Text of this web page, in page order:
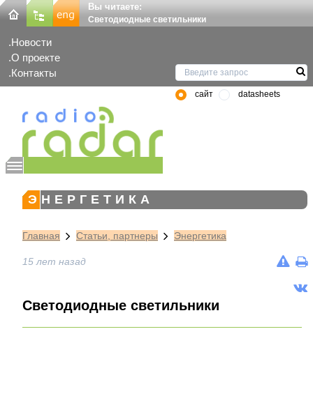
Вы читаете:
Светодиодные светильники
Новости
О проекте
Контакты
сайт datasheets
ЭНЕРГЕТИКА
Главная Статьи, партнеры Энергетика
15 лет назад
Светодиодные светильники